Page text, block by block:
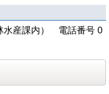
水産課内） 電話番号 0